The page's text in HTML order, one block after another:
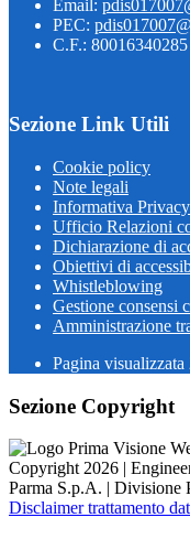
Email:
PEC:
C.F.: 80016340285
Sezione Link Utili
Cookie policy
Note legali
Informativa Privacy
Ufficio Relazioni
Dichiarazione di
Obiettivi di
Whistleblowing
Gestione consensi
Amministrazione
Pagina visualizzata
Sezione Copyright
Copyright 2026 |
Parma S.p.A. |
Disclaimer trattamento